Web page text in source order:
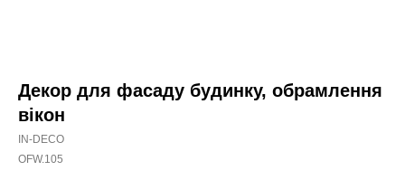
Декор для фасаду будинку, обрамлення
вікон
IN-DECO
OFW.105